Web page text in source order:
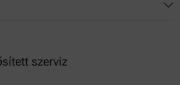
szerviz